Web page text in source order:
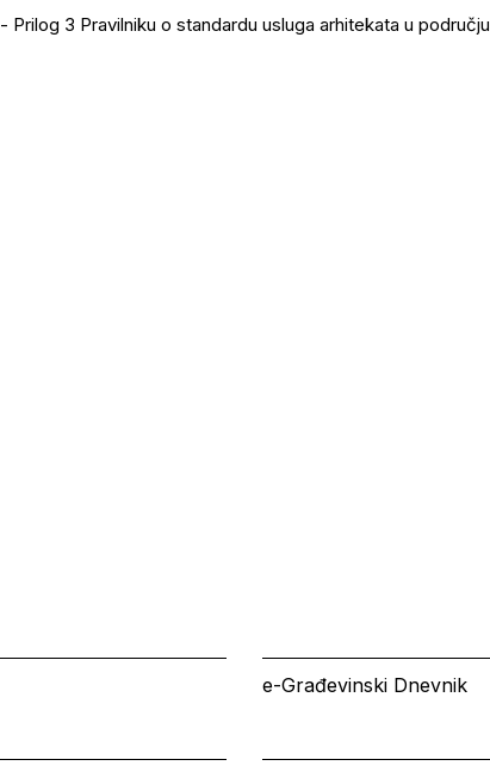
- Prilog 3 Pravilniku o standardu usluga arhitekata u području
e-Građevinski Dnevnik